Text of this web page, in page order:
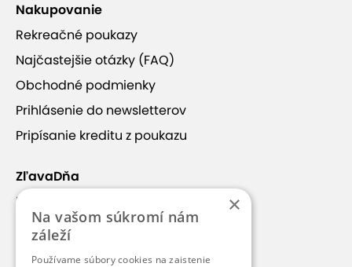
Penzión Goral
sauna wifi pripojenie
úschovňa lyží
v blízkosti svahu bezplatné parkovanie
Nakupovanie
Rekreačné poukazy
Najčastejšie otázky (FAQ)
Obchodné podmienky
Prihlásenie do newsletterov
Pripísanie kreditu z poukazu
ZľavaDňa
Náš príbeh
Kontakt
Kariéra
×
Na vašom súkromí nám
záleží
Používame súbory cookies na zaistenie